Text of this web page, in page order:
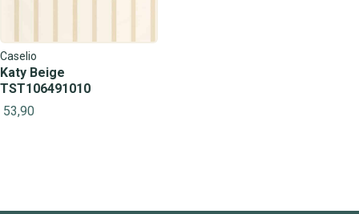
Caselio
Katy Beige
TST106491010
53,90